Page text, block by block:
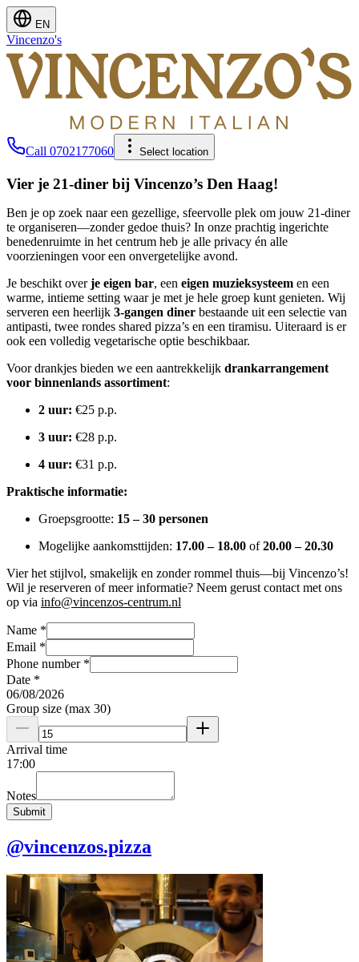
EN
Vincenzo's
Call 0702177060 Select location
Vier je 21-diner bij Vincenzo’s Den Haag!
Ben je op zoek naar een gezellige, sfeervolle plek om jouw 21-diner
te organiseren—zonder gedoe thuis? In onze prachtig ingerichte
benedenruimte in het centrum heb je alle privacy én alle
voorzieningen voor een onvergetelijke avond.
Je beschikt overje eigen bar, een eigen muzieksysteem en een
warme, intieme setting waar je met je hele groep kunt genieten. Wij
serveren een heerlijk 3-gangen diner bestaande uit een selectie van
antipasti, twee rondes shared pizza’s en een tiramisu. Uiteraard is er
ook een volledig vegetarische optie beschikbaar.
Voor drankjes bieden we een aantrekkelijk drankarrangement
voor binnenlands assortiment:
2 uur: €25 p.p.
3 uur: €28 p.p.
4 uur: €31 p.p.
Praktische informatie:
Groepsgrootte: 15 – 30 personen
Mogelijke aankomsttijden: 17.00 – 18.00 of20.00 – 20.30
Vier het stijlvol, smakelijk en zonder rommel thuis—bij Vincenzo’s!
Wil je reserveren of meer informatie? Neem gerust contact met ons
op via info@vincenzos-centrum.nl
Name *
Email *
Phone number *
Date *
06/08/2026
Group size (max 30)
Arrival time
17:00
Notes
Submit
@vincenzos.pizza